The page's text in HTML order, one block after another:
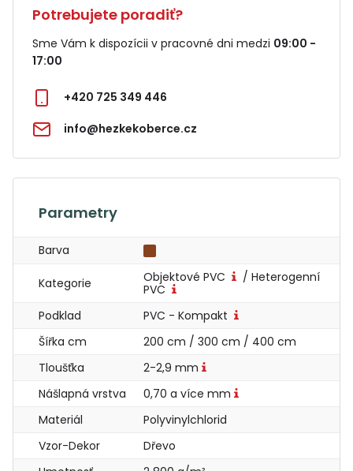
Potrebujete poradiť?
Sme Vám k dispozícii v pracovné dni medzi 09:00 -
17:00
+420 725 349 446
info@hezkekoberce.cz
Parametry
Barva
Kategorie Objektové PVC
/ Heterogenní
PVC
Podklad
PVC - Kompakt
Šířka cm
200 cm / 300 cm / 400 cm
Tloušťka
2-2,9 mm
Nášlapná vrstva
0,70 a více mm
Materiál
Polyvinylchlorid
Vzor-Dekor
Dřevo